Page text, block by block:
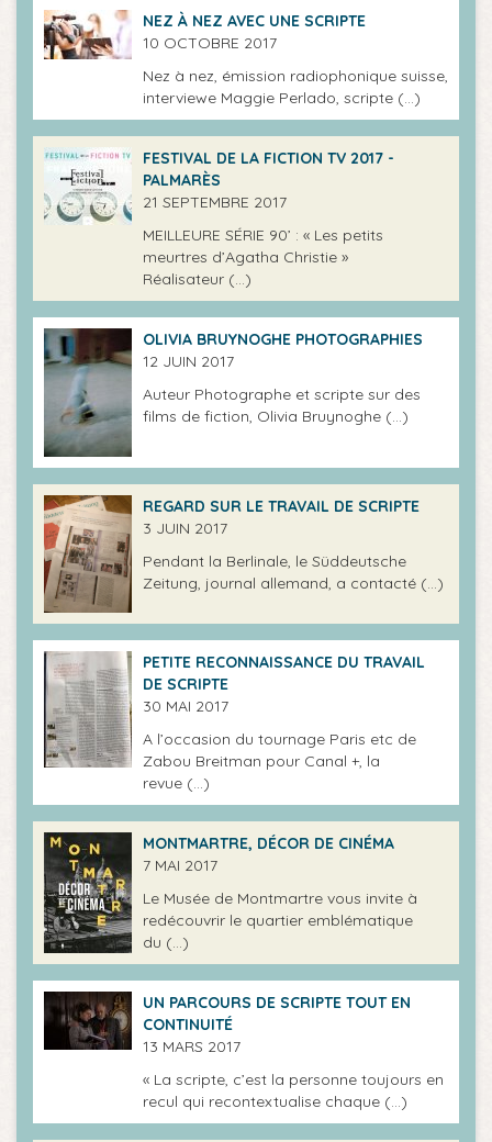
NEZ À NEZ AVEC UNE SCRIPTE
10 OCTOBRE 2017
Nez à nez, émission radiophonique suisse,
interviewe Maggie Perlado, scripte (…)
FESTIVAL DE LA FICTION TV 2017 -
PALMARÈS
21 SEPTEMBRE 2017
MEILLEURE SÉRIE 90’ : « Les petits
meurtres d’Agatha Christie »
Réalisateur (…)
OLIVIA BRUYNOGHE PHOTOGRAPHIES
12 JUIN 2017
Auteur Photographe et scripte sur des
films de fiction, Olivia Bruynoghe (…)
REGARD SUR LE TRAVAIL DE SCRIPTE
3 JUIN 2017
Pendant la Berlinale, le Süddeutsche
Zeitung, journal allemand, a contacté (…)
PETITE RECONNAISSANCE DU TRAVAIL
DE SCRIPTE
30 MAI 2017
A l’occasion du tournage Paris etc de
Zabou Breitman pour Canal +, la
revue (…)
MONTMARTRE, DÉCOR DE CINÉMA
7 MAI 2017
Le Musée de Montmartre vous invite à
redécouvrir le quartier emblématique
du (…)
UN PARCOURS DE SCRIPTE TOUT EN
CONTINUITÉ
13 MARS 2017
« La scripte, c’est la personne toujours en
recul qui recontextualise chaque (…)